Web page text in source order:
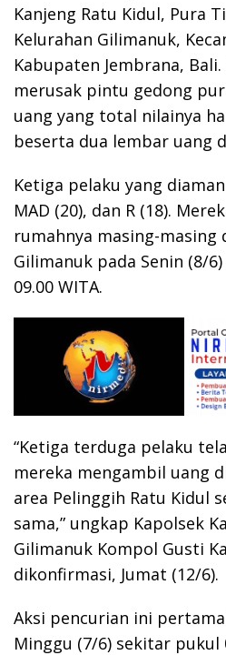
Kanjeng Ratu Kidul, Pura
Kelurahan Gilimanuk,
Kabupaten Jembrana,
merusak pintu gedong
uang yang total nilainya
beserta dua lembar uang
Ketiga pelaku yang
MAD (20), dan R (18).
rumahnya masing-masing
Gilimanuk pada Senin (8/
09.00 WITA.
“Ketiga terduga pelaku
mereka mengambil uang
area Pelinggih Ratu Kidul
sama,” ungkap Kapolsek
Gilimanuk Kompol Gusti
dikonfirmasi, Jumat (12/6).
Aksi pencurian ini
Minggu (7/6) sekitar pukul